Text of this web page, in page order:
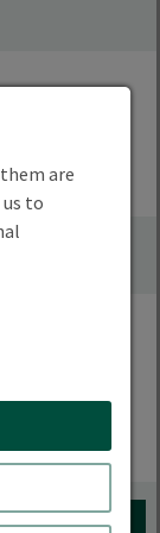
are
to